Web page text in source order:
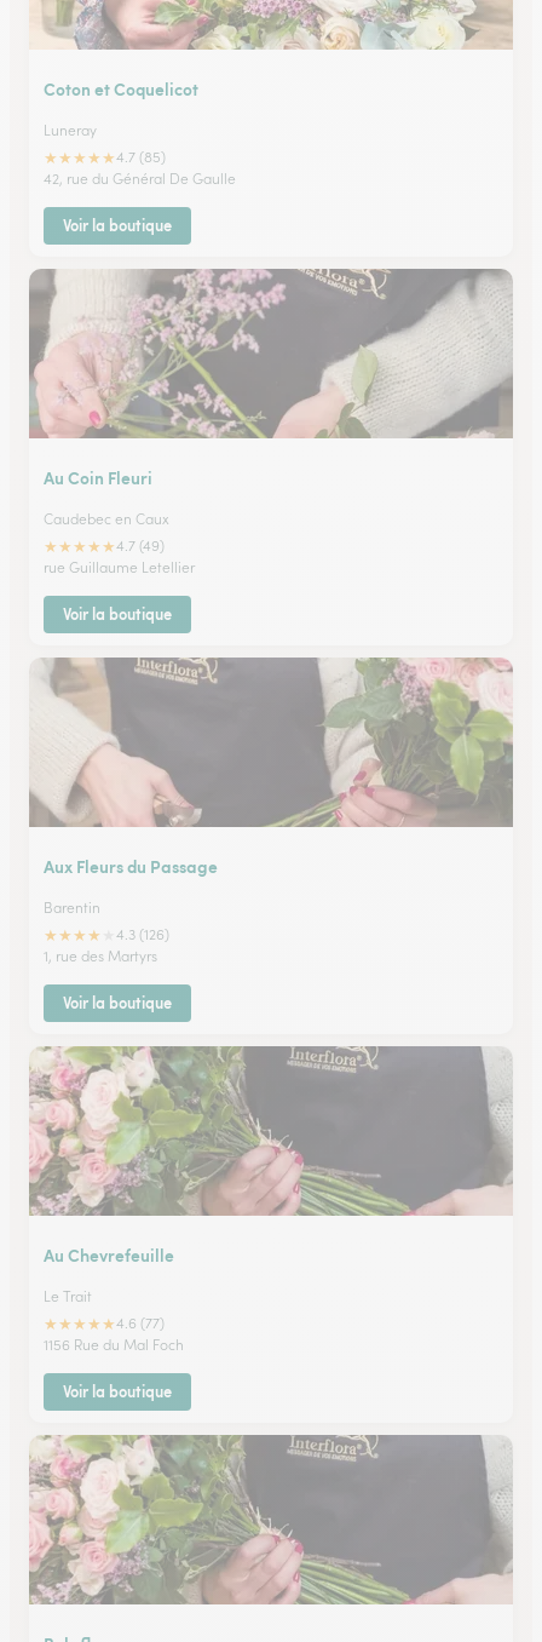
Coton et Coquelicot
Luneray
★★★★★4.7 (85)
42, rue du Général De Gaulle
Voir la boutique
Au Coin Fleuri
Caudebec en Caux
★★★★★4.7 (49)
rue Guillaume Letellier
Voir la boutique
Aux Fleurs du Passage
Barentin
★★★★
4.3 (126)
1, rue des Martyrs
Voir la boutique
Au Chevrefeuille
Le Trait
★★★★★4.6 (77)
1156 Rue du Mal Foch
Voir la boutique